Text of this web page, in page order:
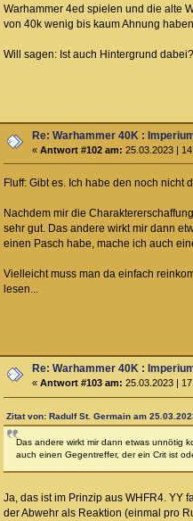
Warhammer 4ed spielen und die alte
von 40k wenig bis kaum Ahnung
Will sagen: Ist auch Hintergrund dabei?
Re: Warhammer 40K :
«Antwort #102 am: 25.03.2023 |
Fluff: Gibt es. Ich habe den noch nicht
Nachdem mir die
sehr gut. Das andere wirkt mir dann
einen Pasch habe, mache ich auch
Vielleicht muss man da einfach
lesen...
Re: Warhammer 40K :
«Antwort #103 am: 25.03.2023 |
Zitat von: Radulf St. Germain am
Das andere wirkt mir dann etwas unnötig
auch einen Gegentreffer, der ein Crit ist
Ja, das ist im Prinzip aus WHFR4. YY
der Abwehr als Reaktion (einmal pro